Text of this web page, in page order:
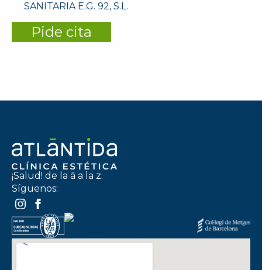
SANITARIA E.G. 92, S.L.
Pide cita
¡Salud! de la ā a la z.
Síguenos: